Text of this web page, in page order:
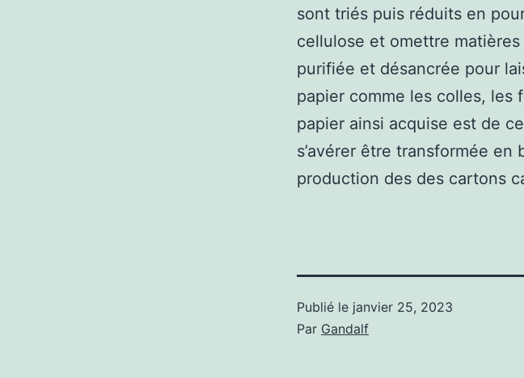
sont triés puis réduits en
cellulose et omettre
purifiée et désancrée pour
papier comme les colles, les
papier ainsi acquise est de
s’avérer être transformée en
production des des cartons
Publié le janvier 25, 2023
Par Gandalf